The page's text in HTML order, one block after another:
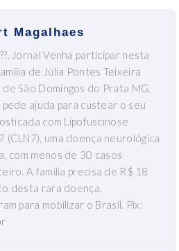
Magalhaes
Jornal Venha participar nesta
de Júlia Pontes Teixeira
São Domingos do Prata MG,
ajuda para custear o seu
com Lipofuscinose
uma doença neurológica
com menos de 30 casos
A familia precisa de R$ 18
desta rara doença.
para mobilizar o Brasil. Pix: